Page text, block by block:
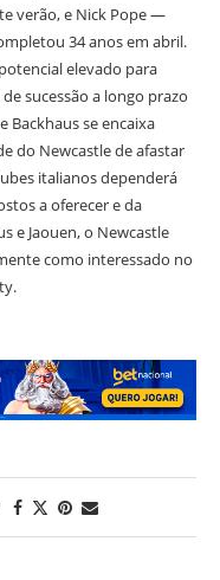
verão, e Nick Pope —
34 anos em abril.
elevado para
sucessão a longo prazo
Backhaus se encaixa
do Newcastle de afastar
italianos dependerá
a oferecer e da
e Jaouen, o Newcastle
como interessado no